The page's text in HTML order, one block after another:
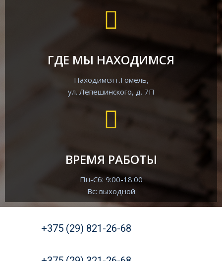
ГДЕ МЫ НАХОДИМСЯ
Находимся г.Гомель,
ул. Лепешинского, д. 7П
ВРЕМЯ РАБОТЫ
Пн-Сб: 9:00-18:00
Вс: выходной
+375 (29) 821-26-68